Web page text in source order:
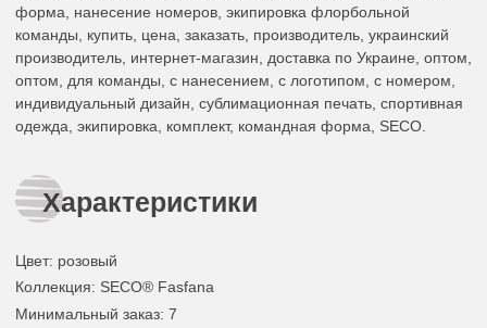
форма, нанесение номеров, экипировка флорбольной
команды, купить, цена, заказать, производитель, украинский
производитель, интернет-магазин, доставка по Украине, оптом,
оптом, для команды, с нанесением, с логотипом, с номером,
индивидуальный дизайн, сублимационная печать, спортивная
одежда, экипировка, комплект, командная форма, SECO.
Характеристики
Цвет: розовый
Коллекция: SECO® Fasfana
Минимальный заказ: 7